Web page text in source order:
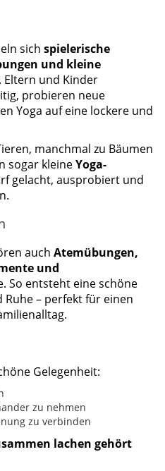
sich spielerische
und kleine
Eltern und Kinder
probieren neue
Yoga auf eine lockere und
manchmal zu Bäumen
sogar kleineYoga-
gelacht, ausprobiert und
auch Atemübungen,
und
So entsteht eine schöne
– perfekt für einen
Gelegenheit:
zu nehmen
zu verbinden
lachen gehört